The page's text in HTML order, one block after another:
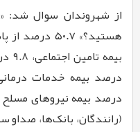
از شهروندان سوال شد:
هستید؟»